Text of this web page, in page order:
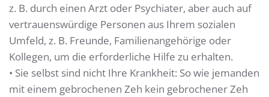
z. B. durch einen Arzt oder Psychiater, aber auch auf
vertrauenswürdige Personen aus Ihrem sozialen
Umfeld, z. B. Freunde, Familienangehörige oder
Kollegen, um die erforderliche Hilfe zu erhalten.
• Sie selbst sind nicht Ihre Krankheit: So wie jemanden
mit einem gebrochenen Zeh kein gebrochener Zeh